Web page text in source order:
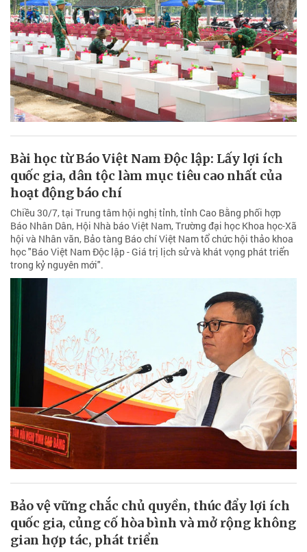
Bài học từ Báo Việt Nam Độc lập: Lấy lợi ích
quốc gia, dân tộc làm mục tiêu cao nhất của
hoạt động báo chí
Chiều 30/7, tại Trung tâm hội nghị tỉnh, tỉnh Cao Bằng phối hợp
Báo Nhân Dân, Hội Nhà báo Việt Nam, Trường đại học Khoa học-Xã
hội và Nhân văn, Bảo tàng Báo chí Việt Nam tổ chức hội thảo khoa
học "Báo Việt Nam Độc lập - Giá trị lịch sử và khát vọng phát triển
trong kỷ nguyên mới".
Bảo vệ vững chắc chủ quyền, thúc đẩy lợi ích
quốc gia, củng cố hòa bình và mở rộng không
gian hợp tác, phát triển